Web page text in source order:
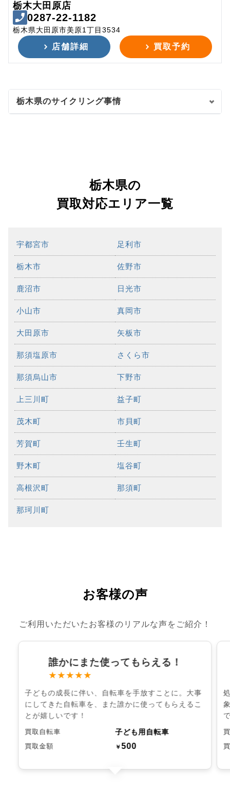
栃木大田原店
0287-22-1182
栃木県大田原市美原1丁目3534
店舗詳細 買取予約
栃木県のサイクリング事情
栃木県の
買取対応エリア一覧
宇都宮市 足利市
栃木市 佐野市
鹿沼市 日光市
小山市 真岡市
大田原市 矢板市
那須塩原市 さくら市
那須烏山市 下野市
上三川町 益子町
茂木町 市貝町
芳賀町 壬生町
野木町 塩谷町
高根沢町 那須町
那珂川町
お客様の声
ご利用いただいたお客様のリアルな声をご紹介！
誰かにまた使ってもらえる！
★★★★★
子どもの成長に伴い、自転車を手放すことに。大事
にしてきた自転車を、また誰かに使ってもらえるこ
とが嬉しいです！
買取自転車 子ども用自転車
買取金額 ￥500